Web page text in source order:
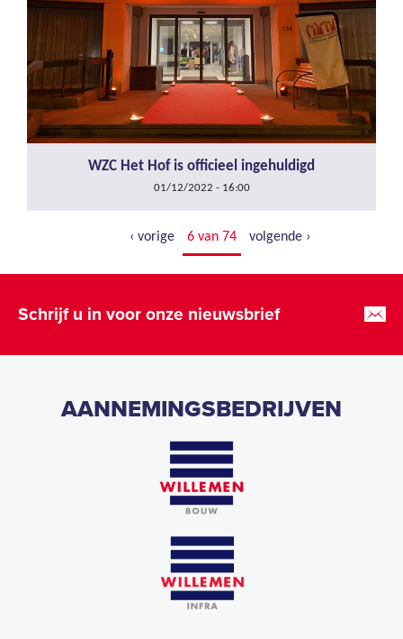
WZC Het Hof is officieel ingehuldigd
01/12/2022 - 16:00
‹ vorige 6 van 74 volgende ›
Schrijf u in voor onze nieuwsbrief
AANNEMINGSBEDRIJVEN